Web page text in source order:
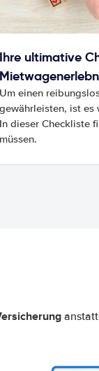
Ihre ultimative
Um einen
gewährleisten, ist es
In dieser Checkliste
müssen.